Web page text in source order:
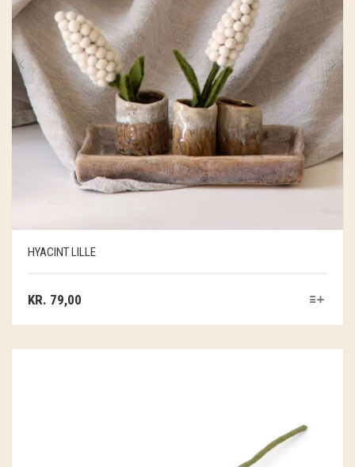
HYACINT LILLE
KR. 79,00